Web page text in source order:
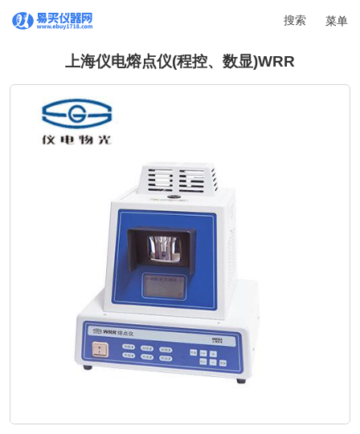
搜索 菜单
上海仪电熔点仪(程控、数显)WRR